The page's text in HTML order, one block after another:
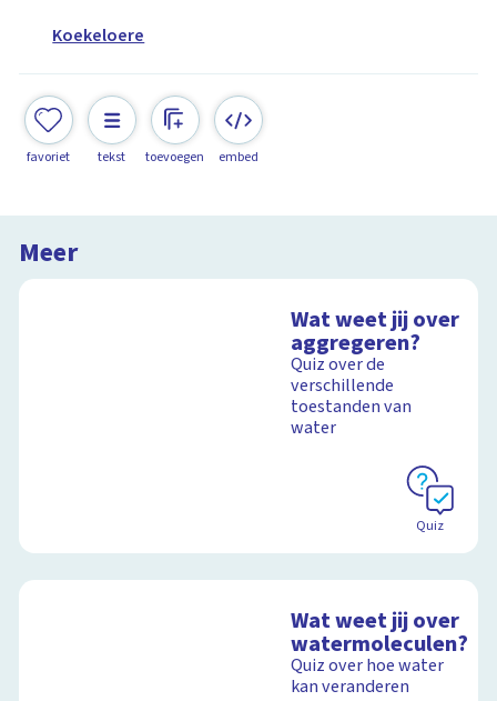
Koekeloere
favoriet tekst toevoegen embed
Meer
Wat weet jij over
aggregeren?
Quiz over de
verschillende
toestanden van
water
Quiz
Wat weet jij over
watermoleculen?
Quiz over hoe water
kan veranderen